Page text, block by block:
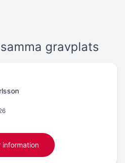
gravplats
information